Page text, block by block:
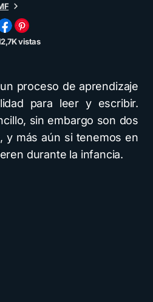
vistas
proceso de aprendizaje
para leer y escribir.
sin embargo son dos
y más aún si tenemos en
durante la infancia.